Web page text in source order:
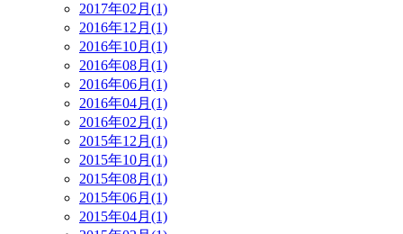
2017年02月(1)
2016年12月(1)
2016年10月(1)
2016年08月(1)
2016年06月(1)
2016年04月(1)
2016年02月(1)
2015年12月(1)
2015年10月(1)
2015年08月(1)
2015年06月(1)
2015年04月(1)